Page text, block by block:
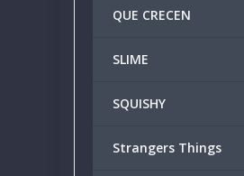
QUE CRECEN
SLIME
SQUISHY
Strangers Things